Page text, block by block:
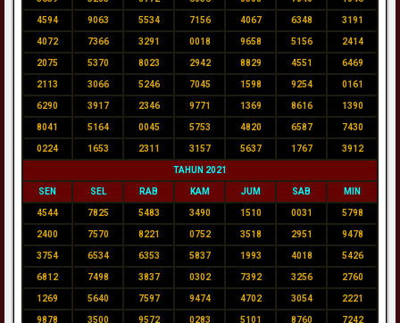
4594 9063 5534 7156 4067 6348 3191
4072 7366 3291 0018 9658 5156 2414
2075 5370 8023 2942 8829 4551 6469
2113 3066 5246 7045 1598 9254 0161
6290 3917 2346 9771 1369 8616 1390
8041 5164 0045 5753 4820 6587 7430
0224 1653 2311 3157 5637 1767 3912
TAHUN 2021
SEN SEL RAB KAM JUM SAB MIN
4544 7825 5483 3490 1510 0031 5798
2400 7570 8221 0752 3518 2951 9478
3754 6534 6353 5837 1993 4018 5426
6812 7498 3837 0302 7392 3256 2760
1269 5640 7597 9474 4702 3054 2221
9878 3500 9572 0283 5101 8760 7242